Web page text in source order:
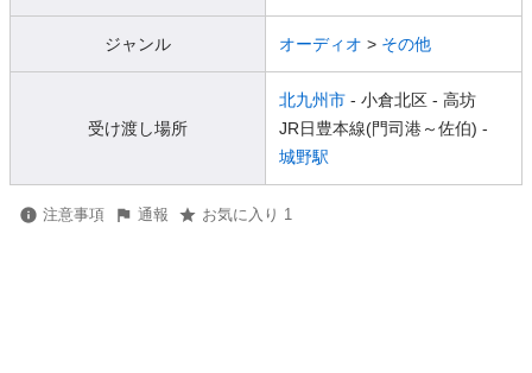
ジャンル オーディオ > その他
受け渡し場所
北九州市 - 小倉北区 - 高坊
JR日豊本線(門司港～佐伯) -
城野駅
注意事項 通報 お気に入り 1